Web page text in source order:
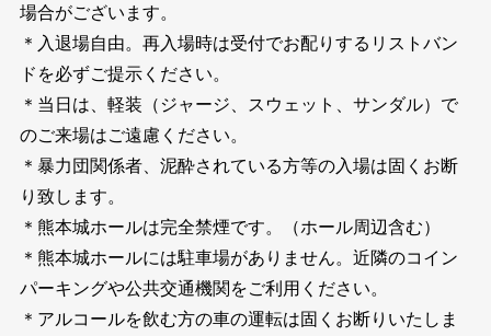
場合がございます。
＊入退場自由。再入場時は受付でお配りするリストバン
ドを必ずご提示ください。
＊当日は、軽装（ジャージ、スウェット、サンダル）で
のご来場はご遠慮ください。
＊暴力団関係者、泥酔されている方等の入場は固くお断
り致します。
＊熊本城ホールは完全禁煙です。（ホール周辺含む）
＊熊本城ホールには駐車場がありません。近隣のコイン
パーキングや公共交通機関をご利用ください。
＊アルコールを飲む方の車の運転は固くお断りいたしま